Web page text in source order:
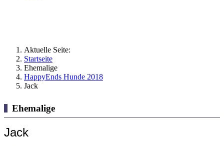
Aktuelle Seite:
Startseite
Ehemalige
HappyEnds Hunde 2018
Jack
Ehemalige
Jack